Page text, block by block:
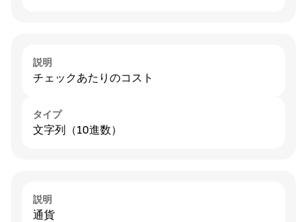
説明
チェックあたりのコスト
タイプ
文字列（10進数）
説明
通貨